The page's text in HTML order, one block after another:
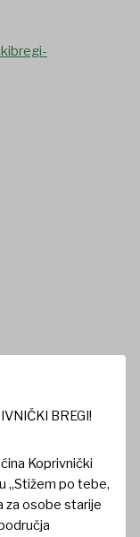
BREGI!
Koprivnički
„Stižem po tebe,
za osobe starije